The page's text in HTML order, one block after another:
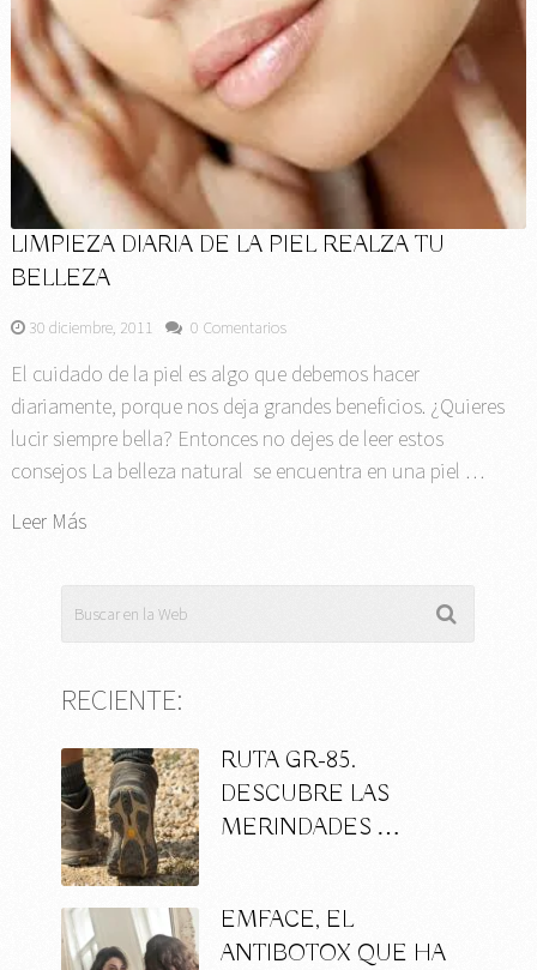
LIMPIEZA DIARIA DE LA PIEL REALZA TU
BELLEZA
30 diciembre, 2011 0 Comentarios
El cuidado de la piel es algo que debemos hacer
diariamente, porque nos deja grandes beneficios. ¿Quieres
lucir siempre bella? Entonces no dejes de leer estos
consejos La belleza natural se encuentra en una piel …
Leer Más
RECIENTE:
RUTA GR-85.
DESCUBRE LAS
MERINDADES …
EMFACE, EL
ANTIBOTOX QUE HA